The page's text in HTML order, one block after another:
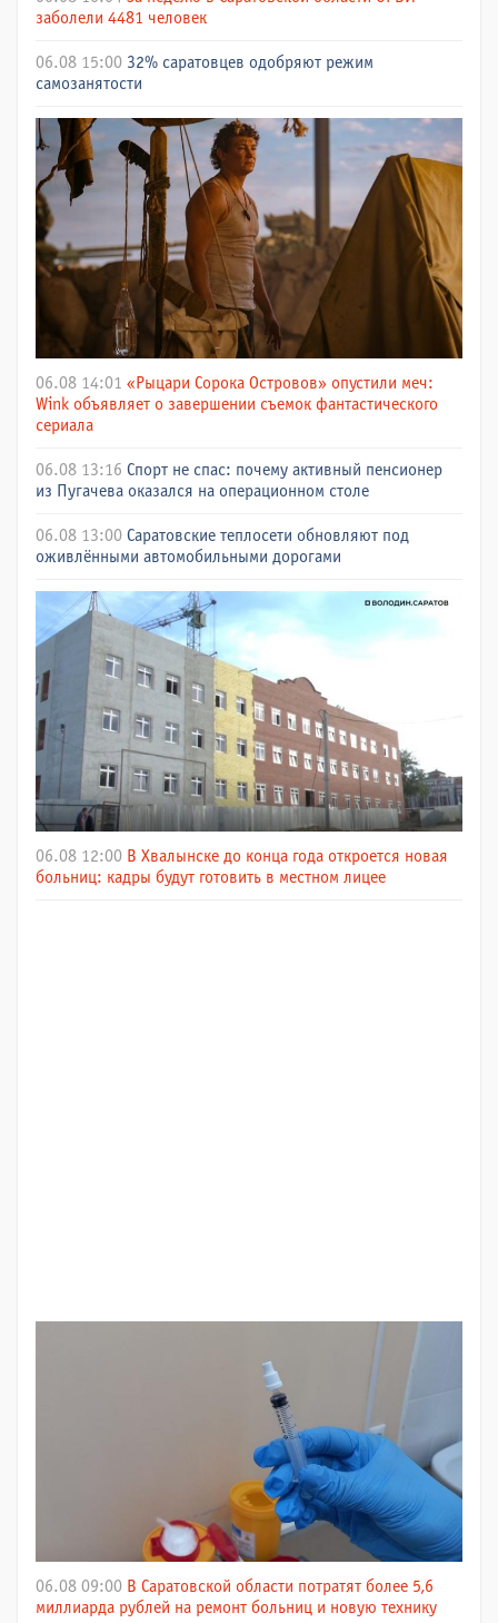
заболели 4481 человек
06.08 15:00 32% саратовцев одобряют режим
самозанятости
06.08 14:01 «Рыцари Сорока Островов» опустили меч:
Wink объявляет о завершении съемок фантастического
сериала
06.08 13:16 Спорт не спас: почему активный пенсионер
из Пугачева оказался на операционном столе
06.08 13:00 Саратовские теплосети обновляют под
оживлёнными автомобильными дорогами
06.08 12:00 В Хвалынске до конца года откроется новая
больниц: кадры будут готовить в местном лицее
06.08 09:00 В Саратовской области потратят более 5,6
миллиарда рублей на ремонт больниц и новую технику